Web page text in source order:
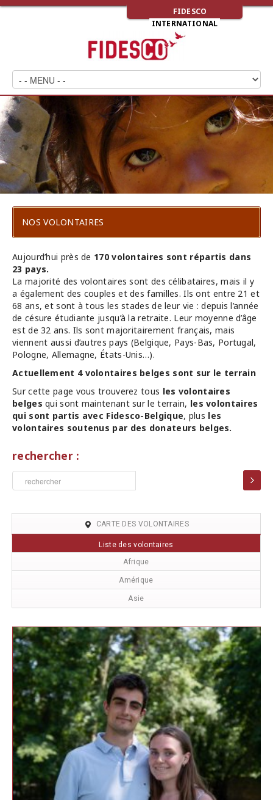
FIDESCO
INTERNATIONAL
NOS VOLONTAIRES
Aujourd’hui près de 170 volontaires sont répartis dans
23 pays.
La majorité des volontaires sont des célibataires, mais il y
a également des couples et des familles. Ils ont entre 21 et
68 ans, et sont à tous les stades de leur vie : depuis l’année
de césure étudiante jusqu’à la retraite. Leur moyenne d’âge
est de 32 ans. Ils sont majoritairement français, mais
viennent aussi d’autres pays (Belgique, Pays-Bas, Portugal,
Pologne, Allemagne, États-Unis…).
Actuellement 4 volontaires belges sont sur le terrain
Sur cette page vous trouverez tous les volontaires
belges qui sont maintenant sur le terrain, les volontaires
qui sont partis avec Fidesco-Belgique, plus les
volontaires soutenus par des donateurs belges.
rechercher :
CARTE DES VOLONTAIRES
Liste des volontaires
Afrique
Amérique
Asie